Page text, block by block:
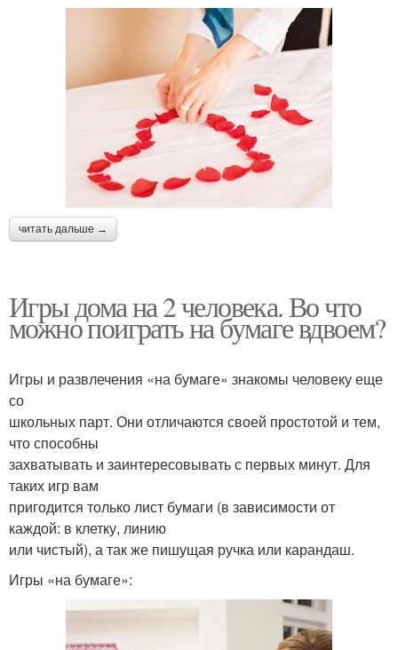
читать дальше →
Игры дома на 2 человека. Во что
можно поиграть на бумаге вдвоем?
Игры и развлечения «на бумаге» знакомы человеку еще
со
школьных парт. Они отличаются своей простотой и тем,
что способны
захватывать и заинтересовывать с первых минут. Для
таких игр вам
пригодится только лист бумаги (в зависимости от
каждой: в клетку, линию
или чистый), а так же пишущая ручка или карандаш.
Игры «на бумаге»: